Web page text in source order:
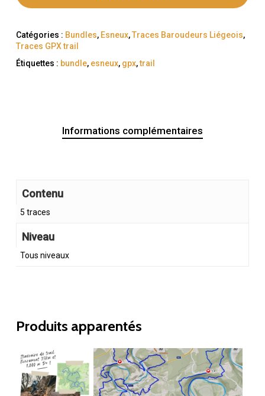
Catégories : Bundles, Esneux,Traces Baroudeurs Liégeois,
Traces GPX trail
Étiquettes : bundle, esneux, gpx,trail
Informations complémentaires
Contenu
5 traces
Niveau
Tous niveaux
Produits apparentés